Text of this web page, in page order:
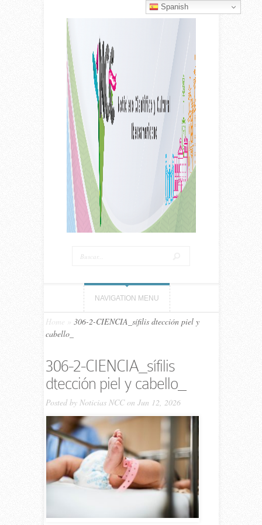
NAVIGATION MENU
Home
306-2-CIENCIA_sífilis dtección piel y
cabello_
306-2-CIENCIA_sífilis
dtección piel y cabello_
Posted by Noticias NCCon Jun 12, 2026
Spanish